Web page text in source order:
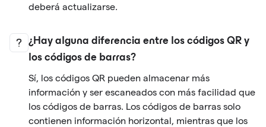
deberá actualizarse.
¿Hay alguna diferencia entre los códigos QR y
los códigos de barras?
Sí, los códigos QR pueden almacenar más
información y ser escaneados con más facilidad que
los códigos de barras. Los códigos de barras solo
contienen información horizontal, mientras que los